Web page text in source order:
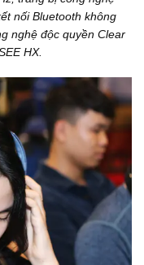
nối Bluetooth không
nghệ độc quyền Clear
HX.